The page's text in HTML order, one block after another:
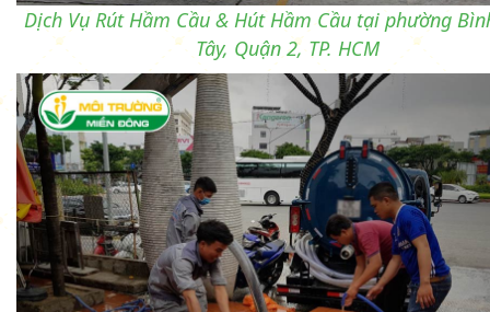
Dịch Vụ Rút Hầm Cầu & Hút Hầm Cầu tại phường
Tây, Quận 2, TP. HCM